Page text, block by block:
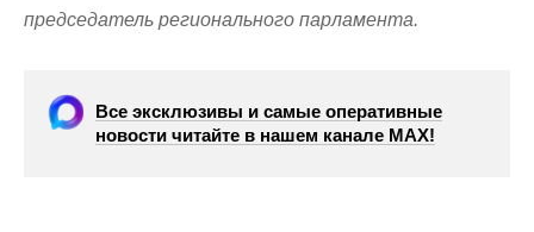
председатель регионального парламента.
Все эксклюзивы и самые оперативные
новости читайте в нашем канале МАХ!